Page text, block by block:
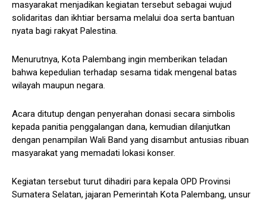
masyarakat menjadikan kegiatan tersebut sebagai wujud
solidaritas dan ikhtiar bersama melalui doa serta bantuan
nyata bagi rakyat Palestina.
Menurutnya, Kota Palembang ingin memberikan teladan
bahwa kepedulian terhadap sesama tidak mengenal batas
wilayah maupun negara.
Acara ditutup dengan penyerahan donasi secara simbolis
kepada panitia penggalangan dana, kemudian dilanjutkan
dengan penampilan Wali Band yang disambut antusias ribuan
masyarakat yang memadati lokasi konser.
Kegiatan tersebut turut dihadiri para kepala OPD Provinsi
Sumatera Selatan, jajaran Pemerintah Kota Palembang, unsur